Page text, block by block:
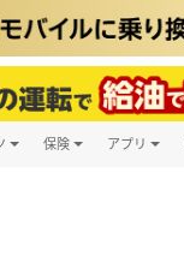
保険 アプリ